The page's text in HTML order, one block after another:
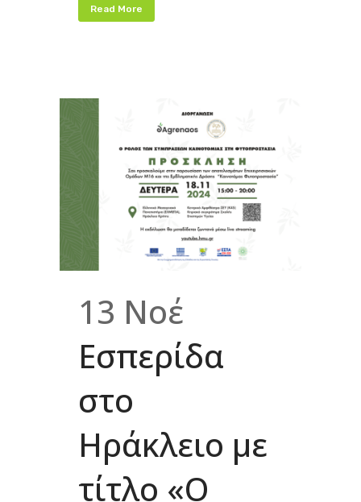
Read More
13 Νοέ
Εσπερίδα
στο
Ηράκλειο με
τίτλο «Ο